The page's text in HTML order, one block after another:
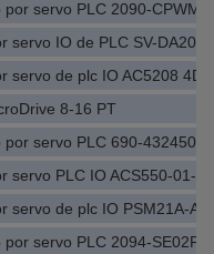
servo PLC 2090-
servo IO de PLC SV-
servo de plc IO AC5208
8-16 PT
servo PLC 690-
servo PLC IO ACS550-01-
servo de plc IO PSM21A-
servo PLC 2094-SE02F-